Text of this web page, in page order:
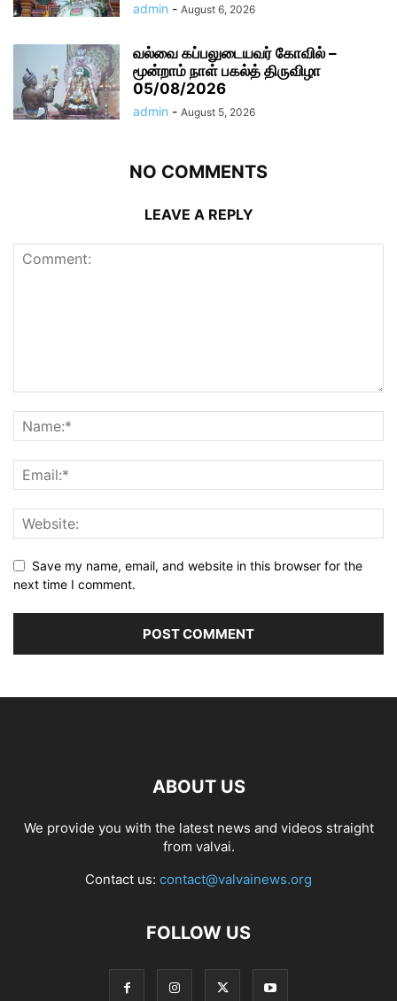
admin - August 6, 2026
வல்வை கப்பலுடையவர் கோவில் –
மூன்றாம் நாள் பகல்த் திருவிழா
05/08/2026
admin - August 5, 2026
NO COMMENTS
LEAVE A REPLY
Save my name, email, and website in this browser for the
next time I comment.
ABOUT US
We provide you with the latest news and videos straight
from valvai.
Contact us: contact@valvainews.org
FOLLOW US